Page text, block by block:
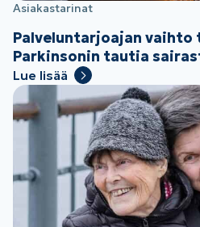
Asiakastarinat
Palveluntarjoajan
Parkinsonin tautia
Lue lisää